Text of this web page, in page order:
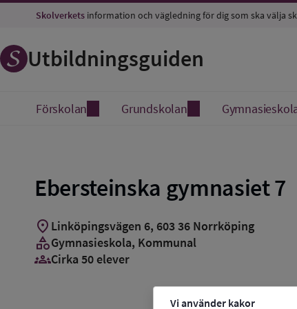
Vi använder kakor
Skolverkets information och vägledning för dig som ska välja
Utbildningsguiden
Förskolan Grundskolan
Ebersteinska gymnasiet 7
location_on Linköpingsvägen 6, 603 36 Norrköping
categoryGymnasieskola, Kommunal
groups_3Cirka 50 elever